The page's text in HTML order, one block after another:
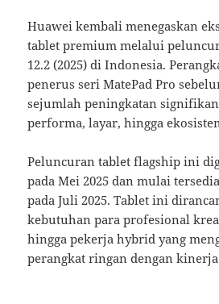
Huawei kembali menegaskan
tablet premium melalui
12.2 (2025) di Indonesia.
penerus seri MatePad Pro
sejumlah peningkatan
performa, layar, hingga
Peluncuran tablet flagship ini
pada Mei 2025 dan mulai
pada Juli 2025. Tablet ini
kebutuhan para profesional
hingga pekerja hybrid yang
perangkat ringan dengan